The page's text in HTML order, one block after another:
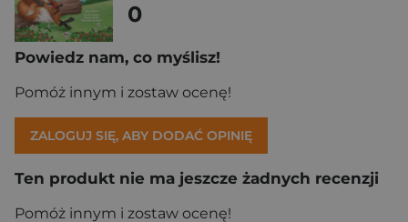
0
Powiedz nam, co myślisz!
Pomóż innym i zostaw ocenę!
ZALOGUJ SIĘ, ABY DODAĆ OPINIĘ
Ten produkt nie ma jeszcze żadnych recenzji
Pomóż innym i zostaw ocenę!